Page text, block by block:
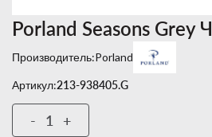
Porland Seasons Grey
Производитель:Porland
Артикул:213-938405.G
- +